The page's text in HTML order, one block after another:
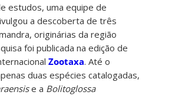
estudos, uma equipe de
a descoberta de três
originárias da região
foi publicada na edição de
Zootaxa. Até o
duas espécies catalogadas,
e a Bolitoglossa